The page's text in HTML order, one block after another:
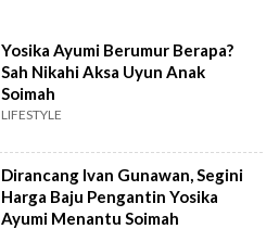
Yosika Ayumi Berumur Berapa?
Sah Nikahi Aksa Uyun Anak
Soimah
LIFESTYLE
Dirancang Ivan Gunawan, Segini
Harga Baju Pengantin Yosika
Ayumi Menantu Soimah